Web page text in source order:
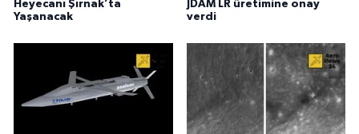
Heyecanı Şırnak’ta
Yaşanacak
JDAM LR üretimine onay
verdi